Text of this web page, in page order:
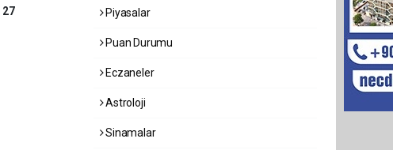
27
Piyasalar
Puan Durumu
Eczaneler
Astroloji
Sinamalar